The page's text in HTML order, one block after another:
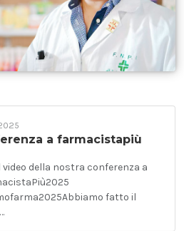
a farmacistapiù
video della nostra conferenza a
fatto il